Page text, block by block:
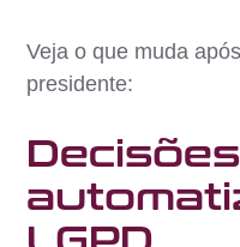
Veja o que muda
presidente:
Decisões